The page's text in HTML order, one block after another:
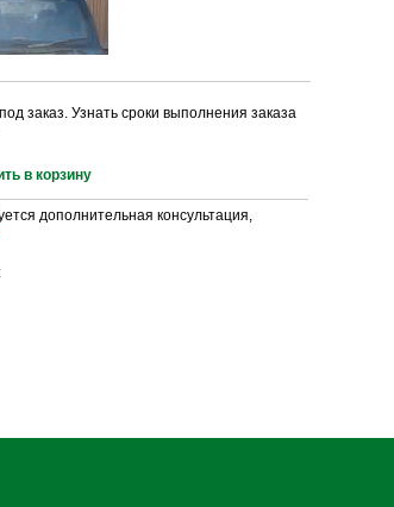
заказ. Узнать сроки выполнения заказа
в корзину
дополнительная консультация,